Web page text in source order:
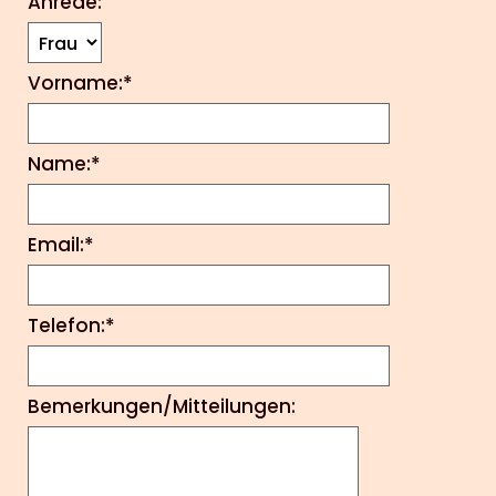
Vorname:*
Name:*
Email:*
Telefon:*
Bemerkungen/Mitteilungen: